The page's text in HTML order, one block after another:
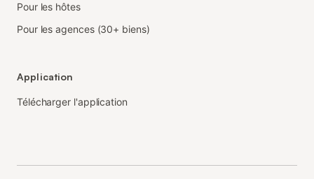
Pour les hôtes
Pour les agences (30+ biens)
Application
Télécharger l'application